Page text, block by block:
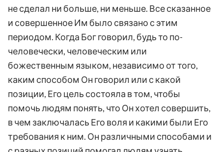
не сделал ни больше, ни меньше. Все сказанное
и совершенное Им было связано с этим
периодом. Когда Бог говорил, будь то по-
человечески, человеческим или
божественным языком, независимо от того,
каким способом Он говорил или с какой
позиции, Его цель состояла в том, чтобы
помочь людям понять, что Он хотел совершить,
в чем заключалась Его воля и какими были Его
требования к ним. Он различными способами и